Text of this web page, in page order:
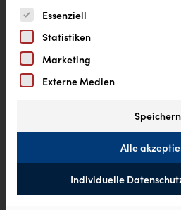
Es folgt eine Liste der
Essenziell
Statistiken
Marketing
Externe Medien
Speichern
Alle
Individuelle